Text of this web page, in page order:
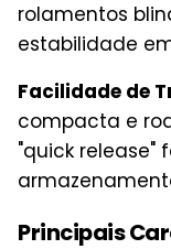
rolamentos
estabilidade
Facilidade de
compacta e
"quick release"
Principais